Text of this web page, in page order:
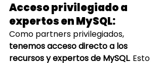
Acceso privilegiado a
expertos en MySQL:
Como partners privilegiados,
tenemos acceso directo a los
recursos y expertos de MySQL. Esto